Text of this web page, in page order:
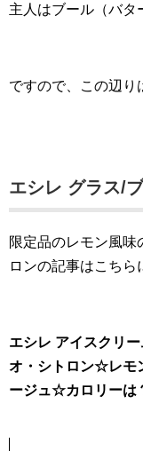
主人はブール（バタ
ですので、この辺り
エシレ グラス/
限定品のレモン風
ロンの記事はこちら
エシレ アイスクリ
オ・シトロン☆レモ
ージュ☆カロリーは